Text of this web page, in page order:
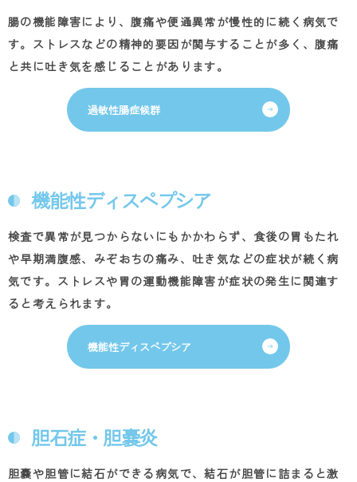
腸の機能障害により、腹痛や便通異常が慢性的に続く病気で
す。ストレスなどの精神的要因が関与することが多く、腹痛
と共に吐き気を感じることがあります。
過敏性腸症候群
機能性ディスペプシア
検査で異常が見つからないにもかかわらず、食後の胃もたれ
や早期満腹感、みぞおちの痛み、吐き気などの症状が続く病
気です。ストレスや胃の運動機能障害が症状の発生に関連す
ると考えられます。
機能性ディスペプシア
胆石症・胆嚢炎
胆嚢や胆管に結石ができる病気で、結石が胆管に詰まると激